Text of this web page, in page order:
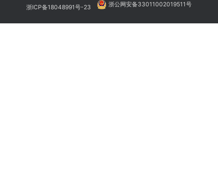
浙ICP备18048991号-23 浙公网安备33011002019511号